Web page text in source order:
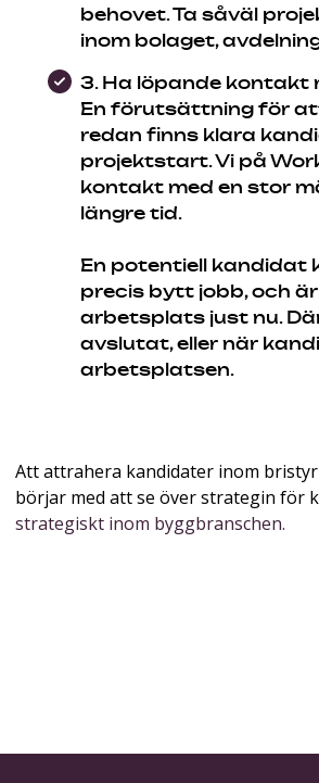
behovet. Ta såväl
inom bolaget,
3. Ha löpande kontakt
En förutsättning för
redan finns klara
projektstart. Vi på
kontakt med en stor
längre tid.
En potentiell kandidat
precis bytt jobb, och
arbetsplats just nu.
avslutat, eller när
arbetsplatsen.
Att attrahera kandidater inom
börjar med att se över strategin för
strategiskt inom byggbranschen.